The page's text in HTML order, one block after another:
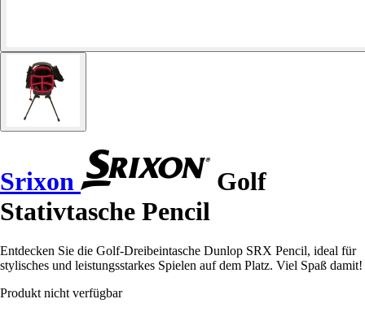
Srixon
Golf
Stativtasche Pencil
Entdecken Sie die Golf-Dreibeintasche Dunlop SRX Pencil, ideal für
stylisches und leistungsstarkes Spielen auf dem Platz. Viel Spaß damit!
Produkt nicht verfügbar